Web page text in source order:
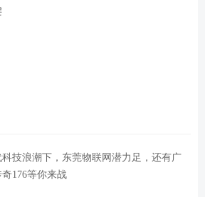
科技浪潮下，东莞物联网潜力足，还有广
176等你来战